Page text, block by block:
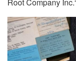
Root Company